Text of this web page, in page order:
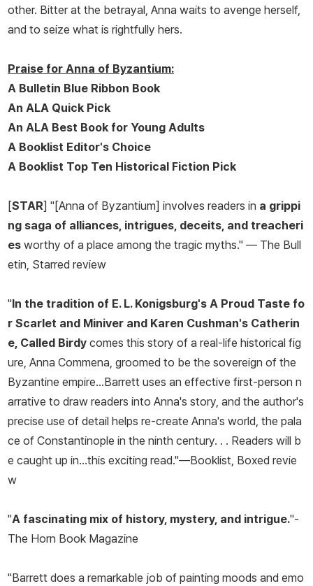
other. Bitter at the betrayal, Anna waits to avenge herself,
and to seize what is rightfully hers.
Praise for Anna of Byzantium:
A Bulletin Blue Ribbon Book
An ALA Quick Pick
An ALA Best Book for Young Adults
A Booklist Editor's Choice
A Booklist Top Ten Historical Fiction Pick
[STAR] "[Anna of Byzantium] involves readers in a grippi
ng saga of alliances, intrigues, deceits, and treacheri
es worthy of a place among the tragic myths." — The Bull
etin, Starred review
"In the tradition of E. L. Konigsburg's A Proud Taste fo
r Scarlet and Miniver and Karen Cushman's Catherin
e, Called Birdy comes this story of a real-life historical fig
ure, Anna Commena, groomed to be the sovereign of the
Byzantine empire…Barrett uses an effective first-person n
arrative to draw readers into Anna's story, and the author's
precise use of detail helps re-create Anna's world, the pala
ce of Constantinople in the ninth century. . . Readers will b
e caught up in…this exciting read."—Booklist, Boxed revie
w
"A fascinating mix of history, mystery, and intrigue."-
The Horn Book Magazine
"Barrett does a remarkable job of painting moods and emo